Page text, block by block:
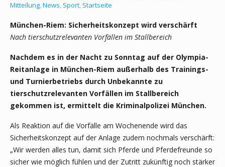
Mitteilung,News, Sport, Startseite
München-Riem: Sicherheitskonzept wird verschärft
Nach tierschutzrelevanten Vorfällen im Stallbereich
Nachdem es in der Nacht zu Sonntag auf der Olympia-
Reitanlage in München-Riem außerhalb des Trainings-
und Turnierbetriebs durch Unbekannte zu
tierschutzrelevanten Vorfällen im Stallbereich
gekommen ist, ermittelt die Kriminalpolizei München.
Als Reaktion auf die Vorfälle am Wochenende wird das
Sicherheitskonzept auf der Anlage zudem nochmals verschärft:
„Wir werden alles tun, damit sich Pferde und Pferdefreunde so
sicher wie möglich fühlen und der Zutritt zukünftig noch stärker